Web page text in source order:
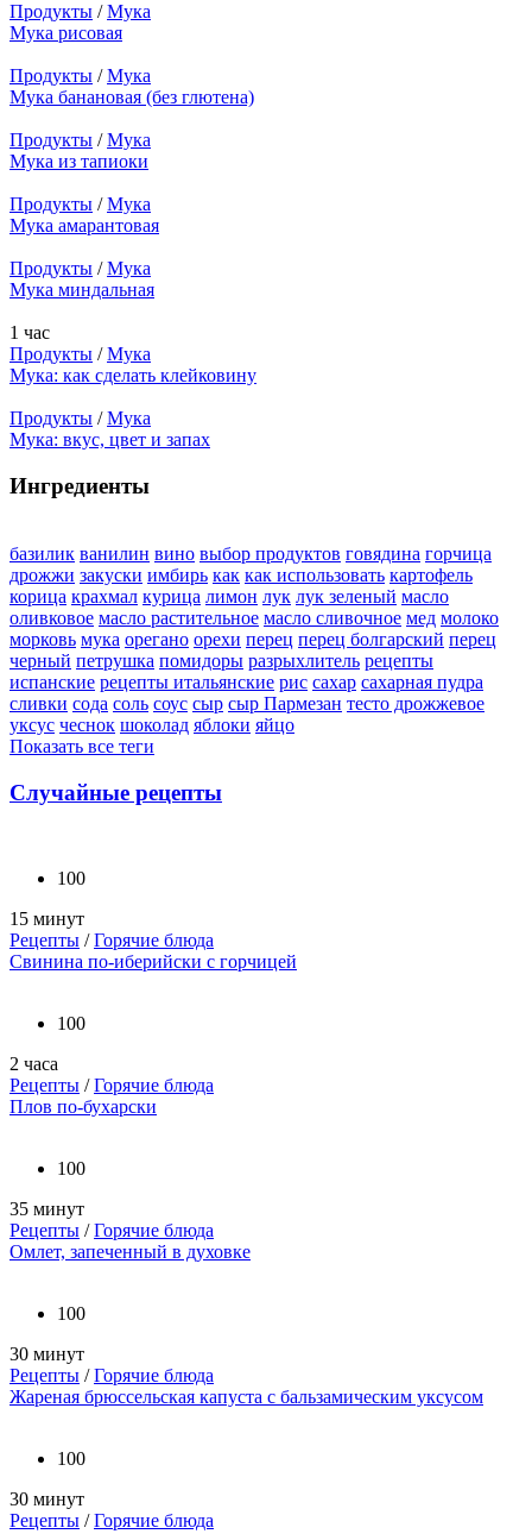
Продукты /Мука
Мука рисовая
Продукты /Мука
Мука банановая (без глютена)
Продукты /Мука
Мука из тапиоки
Продукты /Мука
Мука амарантовая
Продукты /Мука
Мука миндальная
1 час
Продукты /Мука
Мука: как сделать клейковину
Продукты /Мука
Мука: вкус, цвет и запах
Ингредиенты
базилик ванилин вино выбор продуктов говядина горчица
дрожжи закуски имбирь как как использовать картофель
корица крахмал курица лимон лук лук зеленый масло
оливковое масло растительное масло сливочное мед молоко
морковь мука орегано орехи перец перец болгарский перец
черный петрушка помидоры разрыхлитель рецепты
испанские рецепты итальянские рис сахар сахарная пудра
сливки сода соль соус сыр сыр Пармезан тесто дрожжевое
уксус чеснок шоколад яблоки яйцо
Показать все теги
Случайные рецепты
100
15 минут
Рецепты /Горячие блюда
Свинина по-иберийски с горчицей
100
2 часа
Рецепты /Горячие блюда
Плов по-бухарски
100
35 минут
Рецепты /Горячие блюда
Омлет, запеченный в духовке
100
30 минут
Рецепты /Горячие блюда
Жареная брюссельская капуста с бальзамическим уксусом
100
30 минут
Рецепты /Горячие блюда